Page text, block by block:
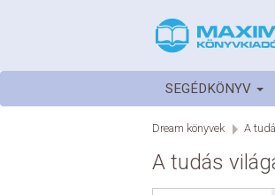
SEGÉDKÖNYV
Dream könyvek A
A tudás